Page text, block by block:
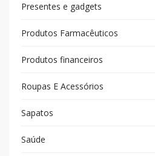
Presentes e gadgets
Produtos Farmacêuticos
Produtos financeiros
Roupas E Acessórios
Sapatos
Saúde